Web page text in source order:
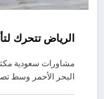
الرياض تتحرك
مشاورات سعودية
البحر الأحمر وسط